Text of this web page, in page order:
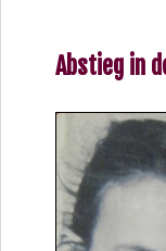
Abstieg in